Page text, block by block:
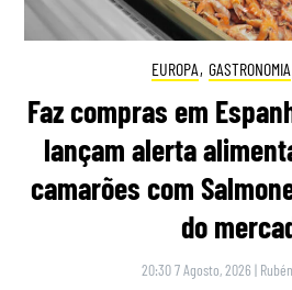
EUROPA, GASTRONOMIA
Faz compras em
lançam alerta
camarões com
do
20:30 7 Agosto, 2026 |